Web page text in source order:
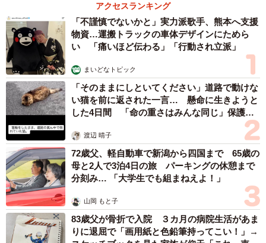
アクセスランキング
「不謹慎でないかと」実力派歌手、熊本へ支援
物資…運搬トラックの車体デザインにためら
い 「痛いほど伝わる」「行動され立派」
まいどなトピック
「そのままにしといてください」道路で動けな
い猫を前に返された一言… 懸命に生きようと
した4日間 「命の重さはみんな同じ」保護団
渡辺 晴子
72歳父、軽自動車で新潟から四国まで 65歳の
母と2人で3泊4日の旅 パーキングの休憩まで
分刻み… 「大学生でも組まねえよ！」
山岡 もと子
83歳父が骨折で入院 ３カ月の病院生活があま
りに退屈で「画用紙と色鉛筆持ってこい！」→